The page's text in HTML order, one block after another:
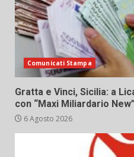
Comunicati Stampa
Gratta e Vinci, Sicilia: a
con “Maxi Miliardario
6 Agosto 2026